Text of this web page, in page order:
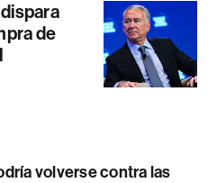
de
volverse contra las